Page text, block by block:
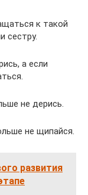
к такой
сестру.
а если
не дерись.
не щипайся.
развития